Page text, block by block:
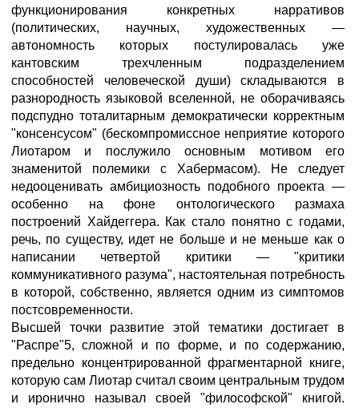
функционирования конкретных нарративов
(политических, научных, художественных —
автономность которых постулировалась уже
кантовским трехчленным подразделением
способностей человеческой души) складываются в
разнородность языковой вселенной, не оборачиваясь
подспудно тоталитарным демократически корректным
"консенсусом" (бескомпромиссное неприятие которого
Лиотаром и послужило основным мотивом его
знаменитой полемики с Хабермасом). Не следует
недооценивать амбициозность подобного проекта —
особенно на фоне онтологического размаха
построений Хайдеггера. Как стало понятно с годами,
речь, по существу, идет не больше и не меньше как о
написании четвертой критики — "критики
коммуникативного разума", настоятельная потребность
в которой, собственно, является одним из симптомов
постсовременности.
Высшей точки развитие этой тематики достигает в
"Распре"5, сложной и по форме, и по содержанию,
предельно концентрированной фрагментарной книге,
которую сам Лиотар считал своим центральным трудом
и иронично называл своей "философской" книгой.